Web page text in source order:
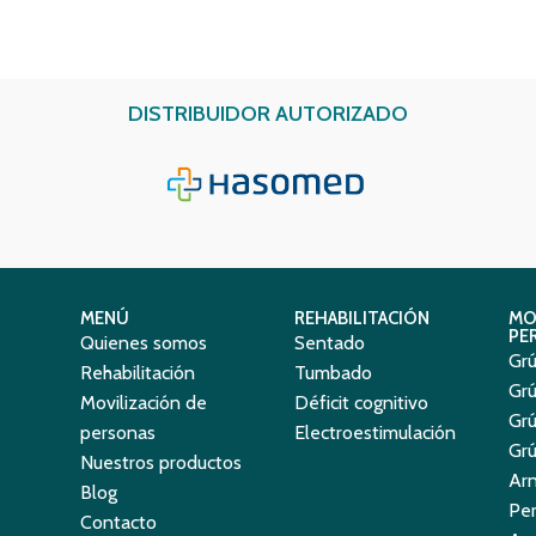
DISTRIBUIDOR AUTORIZADO
MENÚ
Quienes somos
Rehabilitación
Movilización de
personas
Nuestros productos
Blog
Contacto
REHABILITACIÓN
Sentado
Tumbado
Déficit cognitivo
Electroestimulación